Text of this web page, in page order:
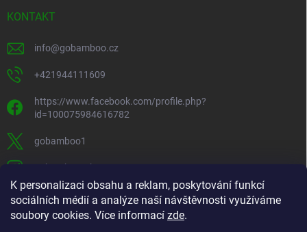
K personalizaci obsahu a reklam, poskytování funkcí
sociálních médií a analýze naší návštěvnosti využíváme
soubory cookies. Více informací zde.
KONTAKT
info@gobamboo.cz
+421944111609
https://www.facebook.com/profile.php?
id=100075984616782
gobamboo1
gobamboo_sk
+421944111609
https://www.youtube.com/@gobamb00